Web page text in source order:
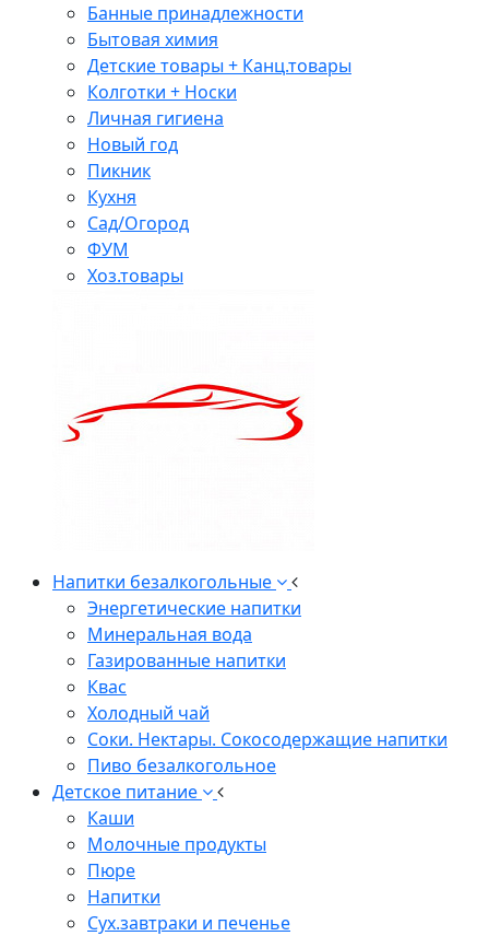
Банные принадлежности
Бытовая химия
Детские товары + Канц.товары
Колготки + Носки
Личная гигиена
Новый год
Пикник
Кухня
Сад/Огород
ФУМ
Хоз.товары
Напитки безалкогольные
Энергетические напитки
Минеральная вода
Газированные напитки
Квас
Холодный чай
Соки. Нектары. Сокосодержащие напитки
Пиво безалкогольное
Детское питание
Каши
Молочные продукты
Пюре
Напитки
Сух.завтраки и печенье